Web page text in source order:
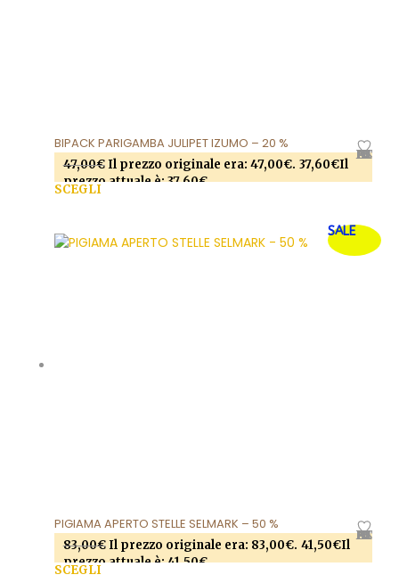
AGGIUNGI ALLA LISTA DEI DESIDERI
BIPACK PARIGAMBA JULIPET IZUMO – 20 %
47,00€ Il prezzo originale era: 47,00€. 37,60€Il
prezzo attuale è: 37,60€.
SCEGLI
possono essere scelte nella pagina del prodotto
AGGIUNGI ALLA LISTA DEI DESIDERI
SALE
PIGIAMA APERTO STELLE SELMARK – 50 %
83,00€ Il prezzo originale era: 83,00€. 41,50€Il
prezzo attuale è: 41,50€.
SCEGLI